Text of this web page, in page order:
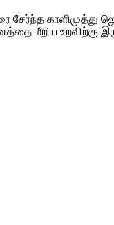
காளிமுத்து
மீறிய உறவிற்கு